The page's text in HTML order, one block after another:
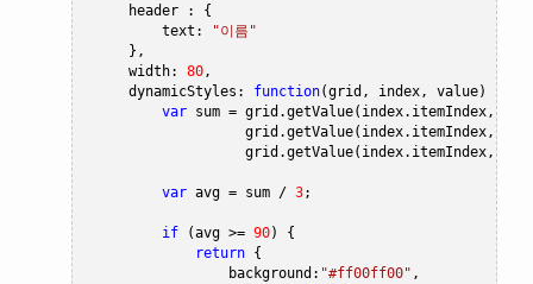
     header
:
{
         text
:
"이름"
},
     width
: 80,
     dynamicStyles
: function(grid , index, value)
{
var sum = grid .getValue( index. itemIndex,
                   grid
.getValue( index. itemIndex,
                   grid
.getValue( index. itemIndex,
var avg = sum / 3;
if (avg >= 90)
{
return {
                 background
: "#ff00ff00" ,